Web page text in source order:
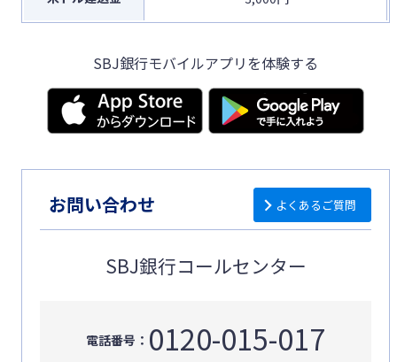
SBJ銀行モバイルアプリを体験する
お問い合わせ よくあるご質問
SBJ銀行コールセンター
電話番号： 0120-015-017